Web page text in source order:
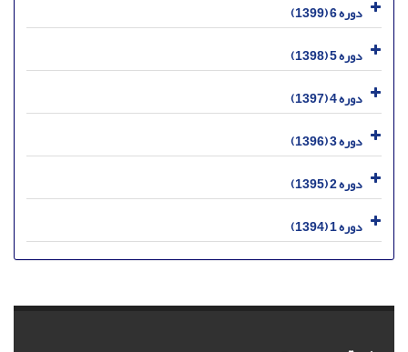
دوره 6 (1399)
دوره 5 (1398)
دوره 4 (1397)
دوره 3 (1396)
دوره 2 (1395)
دوره 1 (1394)